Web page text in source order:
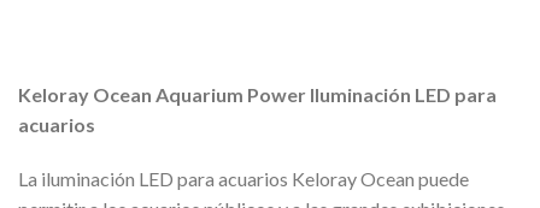
Keloray Ocean Aquarium Power Iluminación LED para
acuarios
La iluminación LED para acuarios Keloray Ocean puede